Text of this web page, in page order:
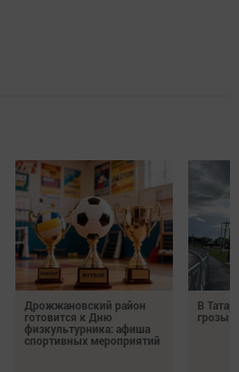
Дрожжановский район
готовится к Дню
физкультурника: афиша
спортивных мероприятий
В
грозы